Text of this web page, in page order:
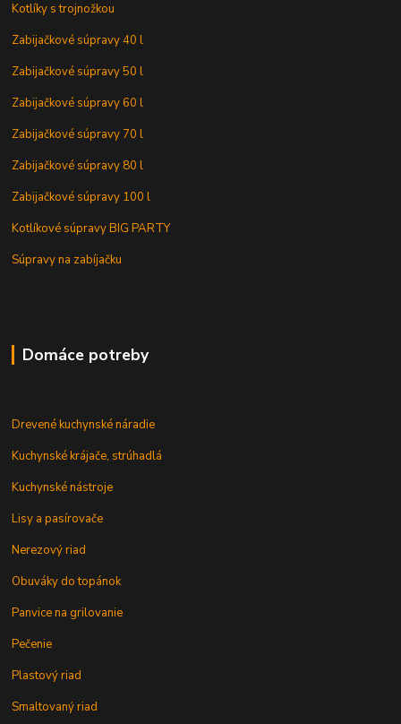
Kotlíky s trojnožkou
Zabijačkové súpravy 40 l
Zabijačkové súpravy 50 l
Zabijačkové súpravy 60 l
Zabijačkové súpravy 70 l
Zabijačkové súpravy 80 l
Zabijačkové súpravy 100 l
Kotlíkové súpravy BIG PARTY
Súpravy na zabíjačku
Domáce potreby
Drevené kuchynské náradie
Kuchynské krájače, strúhadlá
Kuchynské nástroje
Lisy a pasírovače
Nerezový riad
Obuváky do topánok
Panvice na grilovanie
Pečenie
Plastový riad
Smaltovaný riad